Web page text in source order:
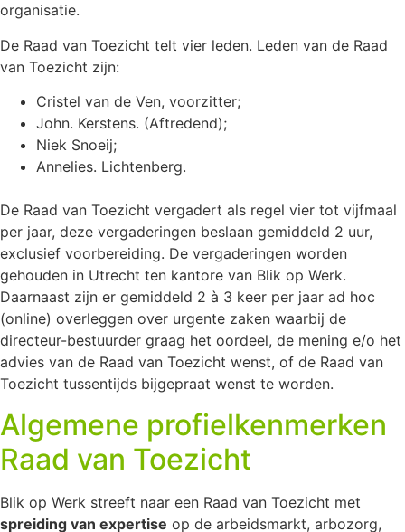
organisatie.
De Raad van Toezicht telt vier leden. Leden van de Raad
van Toezicht zijn:
Cristel van de Ven, voorzitter;
John. Kerstens. (Aftredend);
Niek Snoeij;
Annelies. Lichtenberg.
De Raad van Toezicht vergadert als regel vier tot vijfmaal
per jaar, deze vergaderingen beslaan gemiddeld 2 uur,
exclusief voorbereiding. De vergaderingen worden
gehouden in Utrecht ten kantore van Blik op Werk.
Daarnaast zijn er gemiddeld 2 à 3 keer per jaar ad hoc
(online) overleggen over urgente zaken waarbij de
directeur-bestuurder graag het oordeel, de mening e/o het
advies van de Raad van Toezicht wenst, of de Raad van
Toezicht tussentijds bijgepraat wenst te worden.
Algemene profielkenmerken
Raad van Toezicht
Blik op Werk streeft naar een Raad van Toezicht met
spreiding van expertise op de arbeidsmarkt, arbozorg,